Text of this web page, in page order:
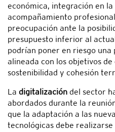
económica, integración en
acompañamiento
preocupación ante la
presupuesto inferior al
podrían poner en riesgo
alineada con los objetivos
sostenibilidad y cohesión
La digitalización del sector
abordados durante la
que la adaptación a las
tecnológicas debe